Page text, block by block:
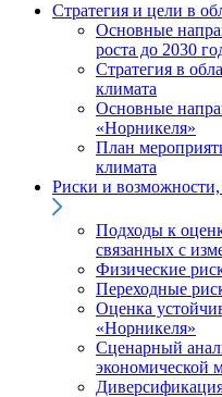
Стратегия и цели в
Основные
роста до 2030
Стратегия в
климата
Основные
«Норникеля»
План
климата
Риски и
Подходы к
связанных с
Физические
Переходные
Оценка
«Норникеля»
Сценарный
экономической